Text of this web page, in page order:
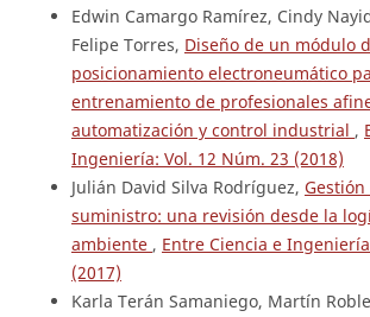
Edwin Camargo Ramírez, Cindy
Felipe Torres, Diseño de un módulo
posicionamiento electroneumático
entrenamiento de profesionales
automatización y control industrial ,
Ingeniería: Vol. 12 Núm. 23 (2018)
Julián David Silva Rodríguez,
suministro: una revisión desde la
ambiente , Entre Ciencia e
(2017)
Karla Terán Samaniego, Martín